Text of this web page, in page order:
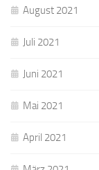
August 2021
Juli 2021
Juni 2021
Mai 2021
April 2021